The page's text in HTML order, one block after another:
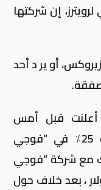
إن شركتها
أو ير د أحد
.
أعلنت قبل أمس
الإثنين أنها ستبيع حصتها البالغة 25٪ في “فوجي
مع شركة “فوجي
، مقابل 2.3 مليار دولار ، بعد خلاف حول